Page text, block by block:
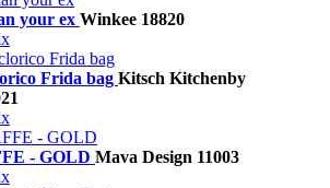
your ex Winkee 18820
Frida bag Kitsch Kitchenby
- GOLD Mava Design 11003